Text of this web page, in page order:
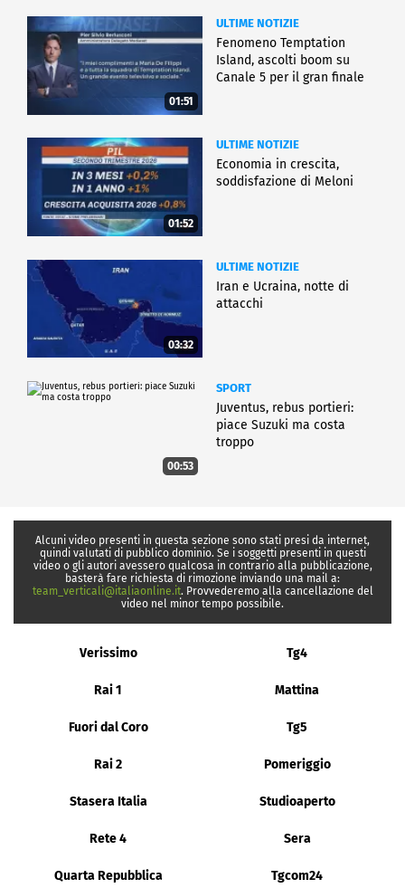
01:51
ULTIME NOTIZIE
Fenomeno Temptation
Island, ascolti boom su
Canale 5 per il gran finale
01:52
ULTIME NOTIZIE
Economia in crescita,
soddisfazione di Meloni
03:32
ULTIME NOTIZIE
Iran e Ucraina, notte di
attacchi
00:53
SPORT
Juventus, rebus portieri:
piace Suzuki ma costa
troppo
Alcuni video presenti in questa sezione sono stati presi da internet,
quindi valutati di pubblico dominio. Se i soggetti presenti in questi
video o gli autori avessero qualcosa in contrario alla pubblicazione,
basterà fare richiesta di rimozione inviando una mail a:
team_verticali@italiaonline.it. Provvederemo alla cancellazione del
video nel minor tempo possibile.
Verissimo Tg4
Rai 1 Mattina
Fuori dal Coro Tg5
Rai 2 Pomeriggio
Stasera Italia Studioaperto
Rete 4 Sera
Quarta Repubblica Tgcom24